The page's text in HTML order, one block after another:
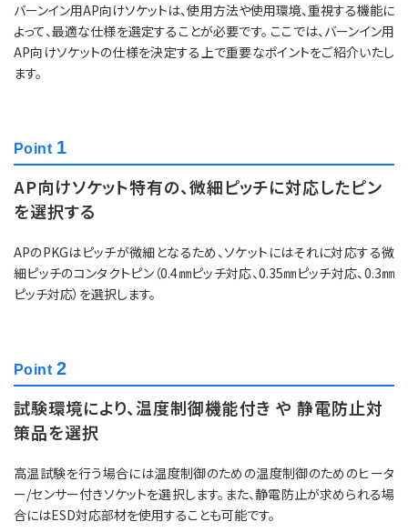
バーンイン用AP向けソケットは、使用方法や使用環境、重視する機能に
よって、最適な仕様を選定することが必要です。 ここでは、バーンイン用
AP向けソケットの仕様を決定する上で重要なポイントをご紹介いたし
ます。
Point 1
AP向けソケット特有の、微細ピッチに対応したピン
を選択する
APのPKGはピッチが微細となるため、ソケットにはそれに対応する微
細ピッチのコンタクトピン（0.4㎜ピッチ対応、0.35㎜ピッチ対応、0.3㎜
ピッチ対応）を選択します。
Point 2
試験環境により、温度制御機能付き や 静電防止対
策品を選択
高温試験を行う場合には温度制御のための温度制御のためのヒータ
ー/センサー付きソケットを選択します。また、静電防止が求められる場
合にはESD対応部材を使用することも可能です。